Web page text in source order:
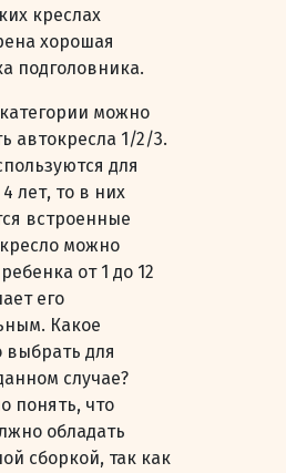
креслах
хорошая
подголовника.
можно
автокресла 1/2/3.
для
лет, то в них
встроенные
можно
от 1 до 12
его
Какое
выбрать для
случае?
понять, что
обладать
сборкой, так как